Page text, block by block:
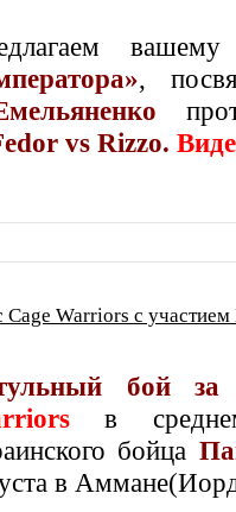
,
vs Rizzo.
Warriors с
бой
в
бойца
в